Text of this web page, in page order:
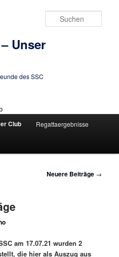
Unser
des SSC
Club Regattaergebnisse
Neuere Beiträge →
am 17.07.21 wurden 2
die hier als Auszug aus